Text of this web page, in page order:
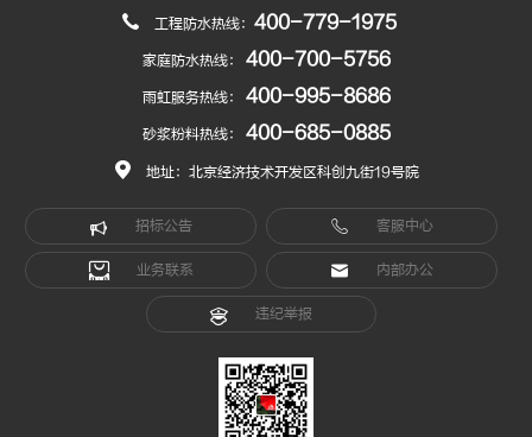
工程防水热线： 400-779-1975
家庭防水热线： 400-700-5756
雨虹服务热线： 400-995-8686
砂浆粉料热线： 400-685-0885
地址：北京经济技术开发区科创九街19号院
招标公告 客服中心
业务联系 内部办公
违纪举报